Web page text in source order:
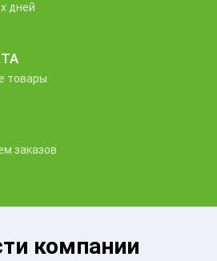
дней
товары
заказов
компании